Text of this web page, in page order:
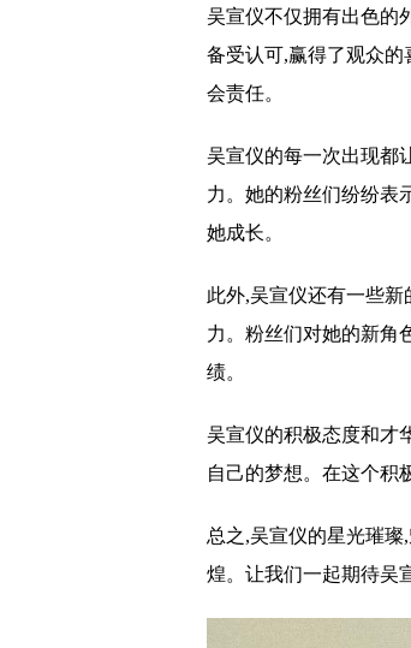
吴宣仪不仅拥有出色的
备受认可,赢得了观众
会责任。
吴宣仪的每一次出现都
力。她的粉丝们纷纷表
她成长。
此外,吴宣仪还有一些
力。粉丝们对她的新角
绩。
吴宣仪的积极态度和才
自己的梦想。在这个积
总之,吴宣仪的星光璀
煌。让我们一起期待吴